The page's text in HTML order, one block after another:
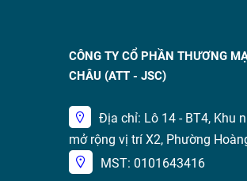
CÔNG TY CỔ PHẦN THƯƠNG
CHÂU (ATT - JSC)
Địa chỉ: Lô 14 - BT4, Khu
mở rộng vị trí X2, Phường
MST: 0101643416